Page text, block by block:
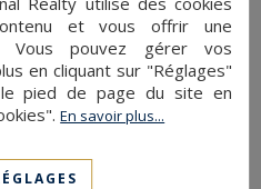
paysager et piscine
avec dépendances
événementiels
et vous offrir une
Vous pouvez gérer vos
en cliquant sur "Réglages"
pied de page du site en
En savoir plus...